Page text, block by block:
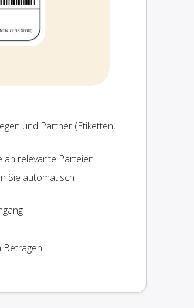
und Partner (Etiketten,
an relevante Parteien
Sie automatisch
Beträgen